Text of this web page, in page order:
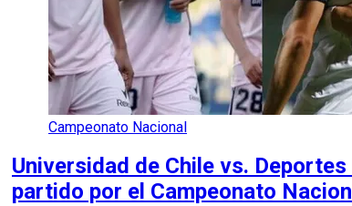
Campeonato Nacional
Universidad de Chile vs.
partido por el Campeonato